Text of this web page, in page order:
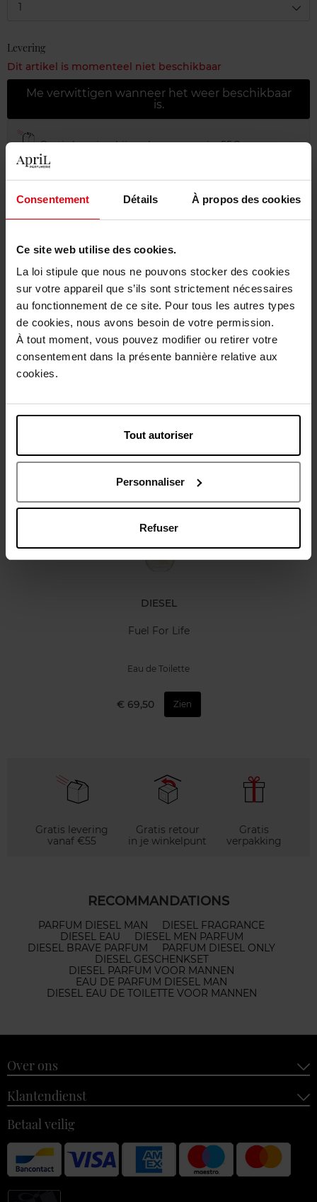
Consentement Détails À propos des cookies
Ce site web utilise des cookies.
La loi stipule que nous ne pouvons stocker des cookies
sur votre appareil que s’ils sont strictement nécessaires
au fonctionnement de ce site. Pour tous les autres types
de cookies, nous avons besoin de votre permission.
À tout moment, vous pouvez modifier ou retirer votre
consentement dans la présente bannière relative aux
cookies.
Tout autoriser
Personnaliser
Refuser
1
Levering
Dit artikel is momenteel niet beschikbaar
Me verwittigen wanneer het weer beschikbaar
is.
Gratis levering bij aankoop van min. 55€
Gratis retour in je winkelpunt
Gratis verpakking
Beschrijving
Gebruiksadvies
Karakteristieken
Review
Nog iets vergeten ?
DIESEL
Fuel For Life
Eau de Toilette
€ 69,50 Zien
Gratis levering
vanaf €55
Gratis retour
in je winkelpunt
Gratis
verpakking
RECOMMANDATIONS
PARFUM DIESEL MAN
DIESEL FRAGRANCE
DIESEL EAU
DIESEL MEN PARFUM
DIESEL BRAVE PARFUM
PARFUM DIESEL ONLY
DIESEL GESCHENKSET
DIESEL PARFUM VOOR MANNEN
EAU DE PARFUM DIESEL MAN
DIESEL EAU DE TOILETTE VOOR MANNEN
Over ons
Klantendienst
Betaal veilig